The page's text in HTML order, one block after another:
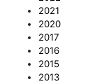
2021
2020
2017
2016
2015
2013